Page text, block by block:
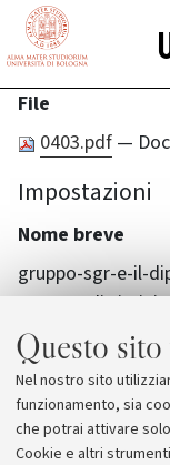
Questo
Nel nostro sito
funzionamento, sia
che potrai attivare
Cookie e altri
vai al contenuto
File
0403.pdf —
Impostazioni
Nome breve
gruppo-sgr-e-il-
campus-di-
ricerca-dati-e-
territorio